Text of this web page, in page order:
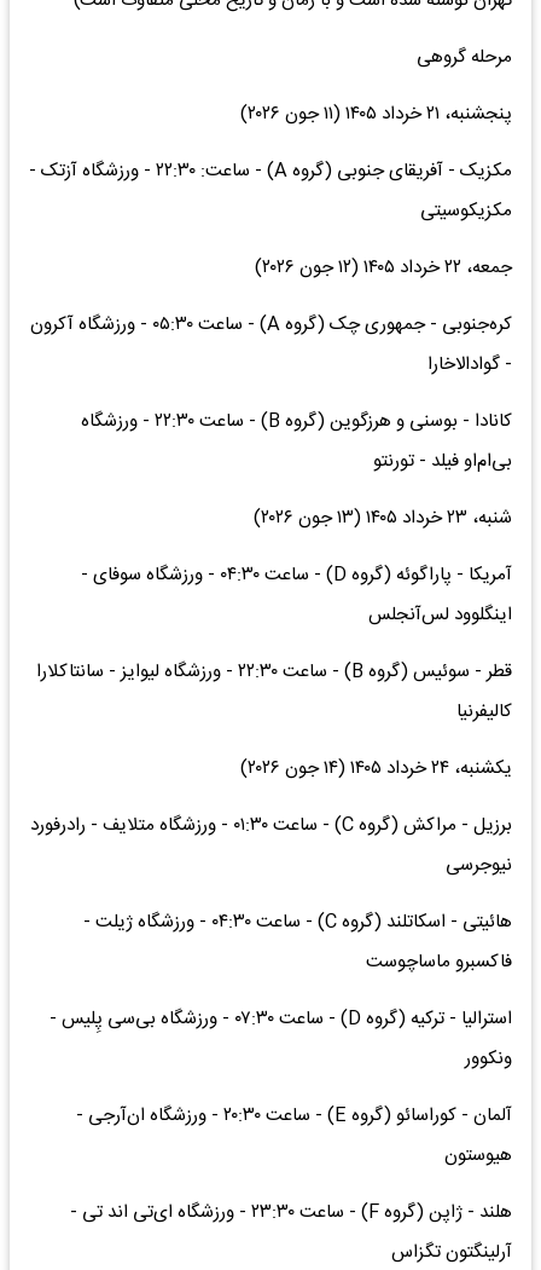
مرحله گروهی
پنجشنبه، ۲۱ خرداد ۱۴۰۵ (۱۱ جون ۲۰۲۶)
مکزیک - آفریقای جنوبی (گروه A) - ساعت: ۲۲:۳۰ - ورزشگاه آزتک -
مکزیکوسیتی
جمعه، ۲۲ خرداد ۱۴۰۵ (۱۲ جون ۲۰۲۶)
کره‌جنوبی - جمهوری چک (گروه A) - ساعت ۰۵:۳۰ - ورزشگاه آکرون
- گوادالاخارا
کانادا - بوسنی و هرزگوین (گروه B) - ساعت ۲۲:۳۰ - ورزشگاه
بی‌ام‌او فیلد - تورنتو
شنبه، ۲۳ خرداد ۱۴۰۵ (۱۳ جون ۲۰۲۶)
آمریکا - پاراگوئه (گروه D) - ساعت ۰۴:۳۰ - ورزشگاه سوفای -
اینگلوود لس‌آنجلس
قطر - سوئیس (گروه B) - ساعت ۲۲:۳۰ - ورزشگاه لیوایز - سانتاکلارا
کالیفرنیا
یکشنبه، ۲۴ خرداد ۱۴۰۵ (۱۴ جون ۲۰۲۶)
برزیل - مراکش (گروه C) - ساعت ۰۱:۳۰ - ورزشگاه متلایف - رادرفورد
نیوجرسی
هائیتی - اسکاتلند (گروه C) - ساعت ۰۴:۳۰ - ورزشگاه ژیلت -
فاکسبرو ماساچوست
استرالیا - ترکیه (گروه D) - ساعت ۰۷:۳۰ - ورزشگاه بی‌سی پِلیس -
ونکوور
آلمان - کوراسائو (گروه E) - ساعت ۲۰:۳۰ - ورزشگاه ان‌آرجی -
هیوستون
هلند - ژاپن (گروه F) - ساعت ۲۳:۳۰ - ورزشگاه ای‌تی اند تی -
آرلینگتون تگزاس